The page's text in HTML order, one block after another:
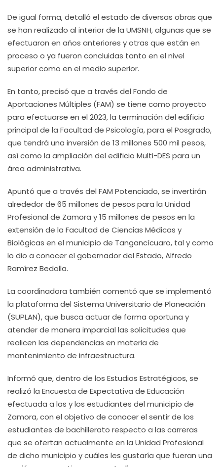
De igual forma, detalló el estado de diversas obras que
se han realizado al interior de la UMSNH, algunas que se
efectuaron en años anteriores y otras que están en
proceso o ya fueron concluidas tanto en el nivel
superior como en el medio superior.
En tanto, precisó que a través del Fondo de
Aportaciones Múltiples (FAM) se tiene como proyecto
para efectuarse en el 2023, la terminación del edificio
principal de la Facultad de Psicología, para el Posgrado,
que tendrá una inversión de 13 millones 500 mil pesos,
así como la ampliación del edificio Multi-DES para un
área administrativa.
Apuntó que a través del FAM Potenciado, se invertirán
alrededor de 65 millones de pesos para la Unidad
Profesional de Zamora y 15 millones de pesos en la
extensión de la Facultad de Ciencias Médicas y
Biológicas en el municipio de Tangancícuaro, tal y como
lo dio a conocer el gobernador del Estado, Alfredo
Ramírez Bedolla.
La coordinadora también comentó que se implementó
la plataforma del Sistema Universitario de Planeación
(SUPLAN), que busca actuar de forma oportuna y
atender de manera imparcial las solicitudes que
realicen las dependencias en materia de
mantenimiento de infraestructura.
Informó que, dentro de los Estudios Estratégicos, se
realizó la Encuesta de Expectativa de Educación
efectuada a las y los estudiantes del municipio de
Zamora, con el objetivo de conocer el sentir de los
estudiantes de bachillerato respecto a las carreras
que se ofertan actualmente en la Unidad Profesional
de dicho municipio y cuáles les gustaría que fueran una